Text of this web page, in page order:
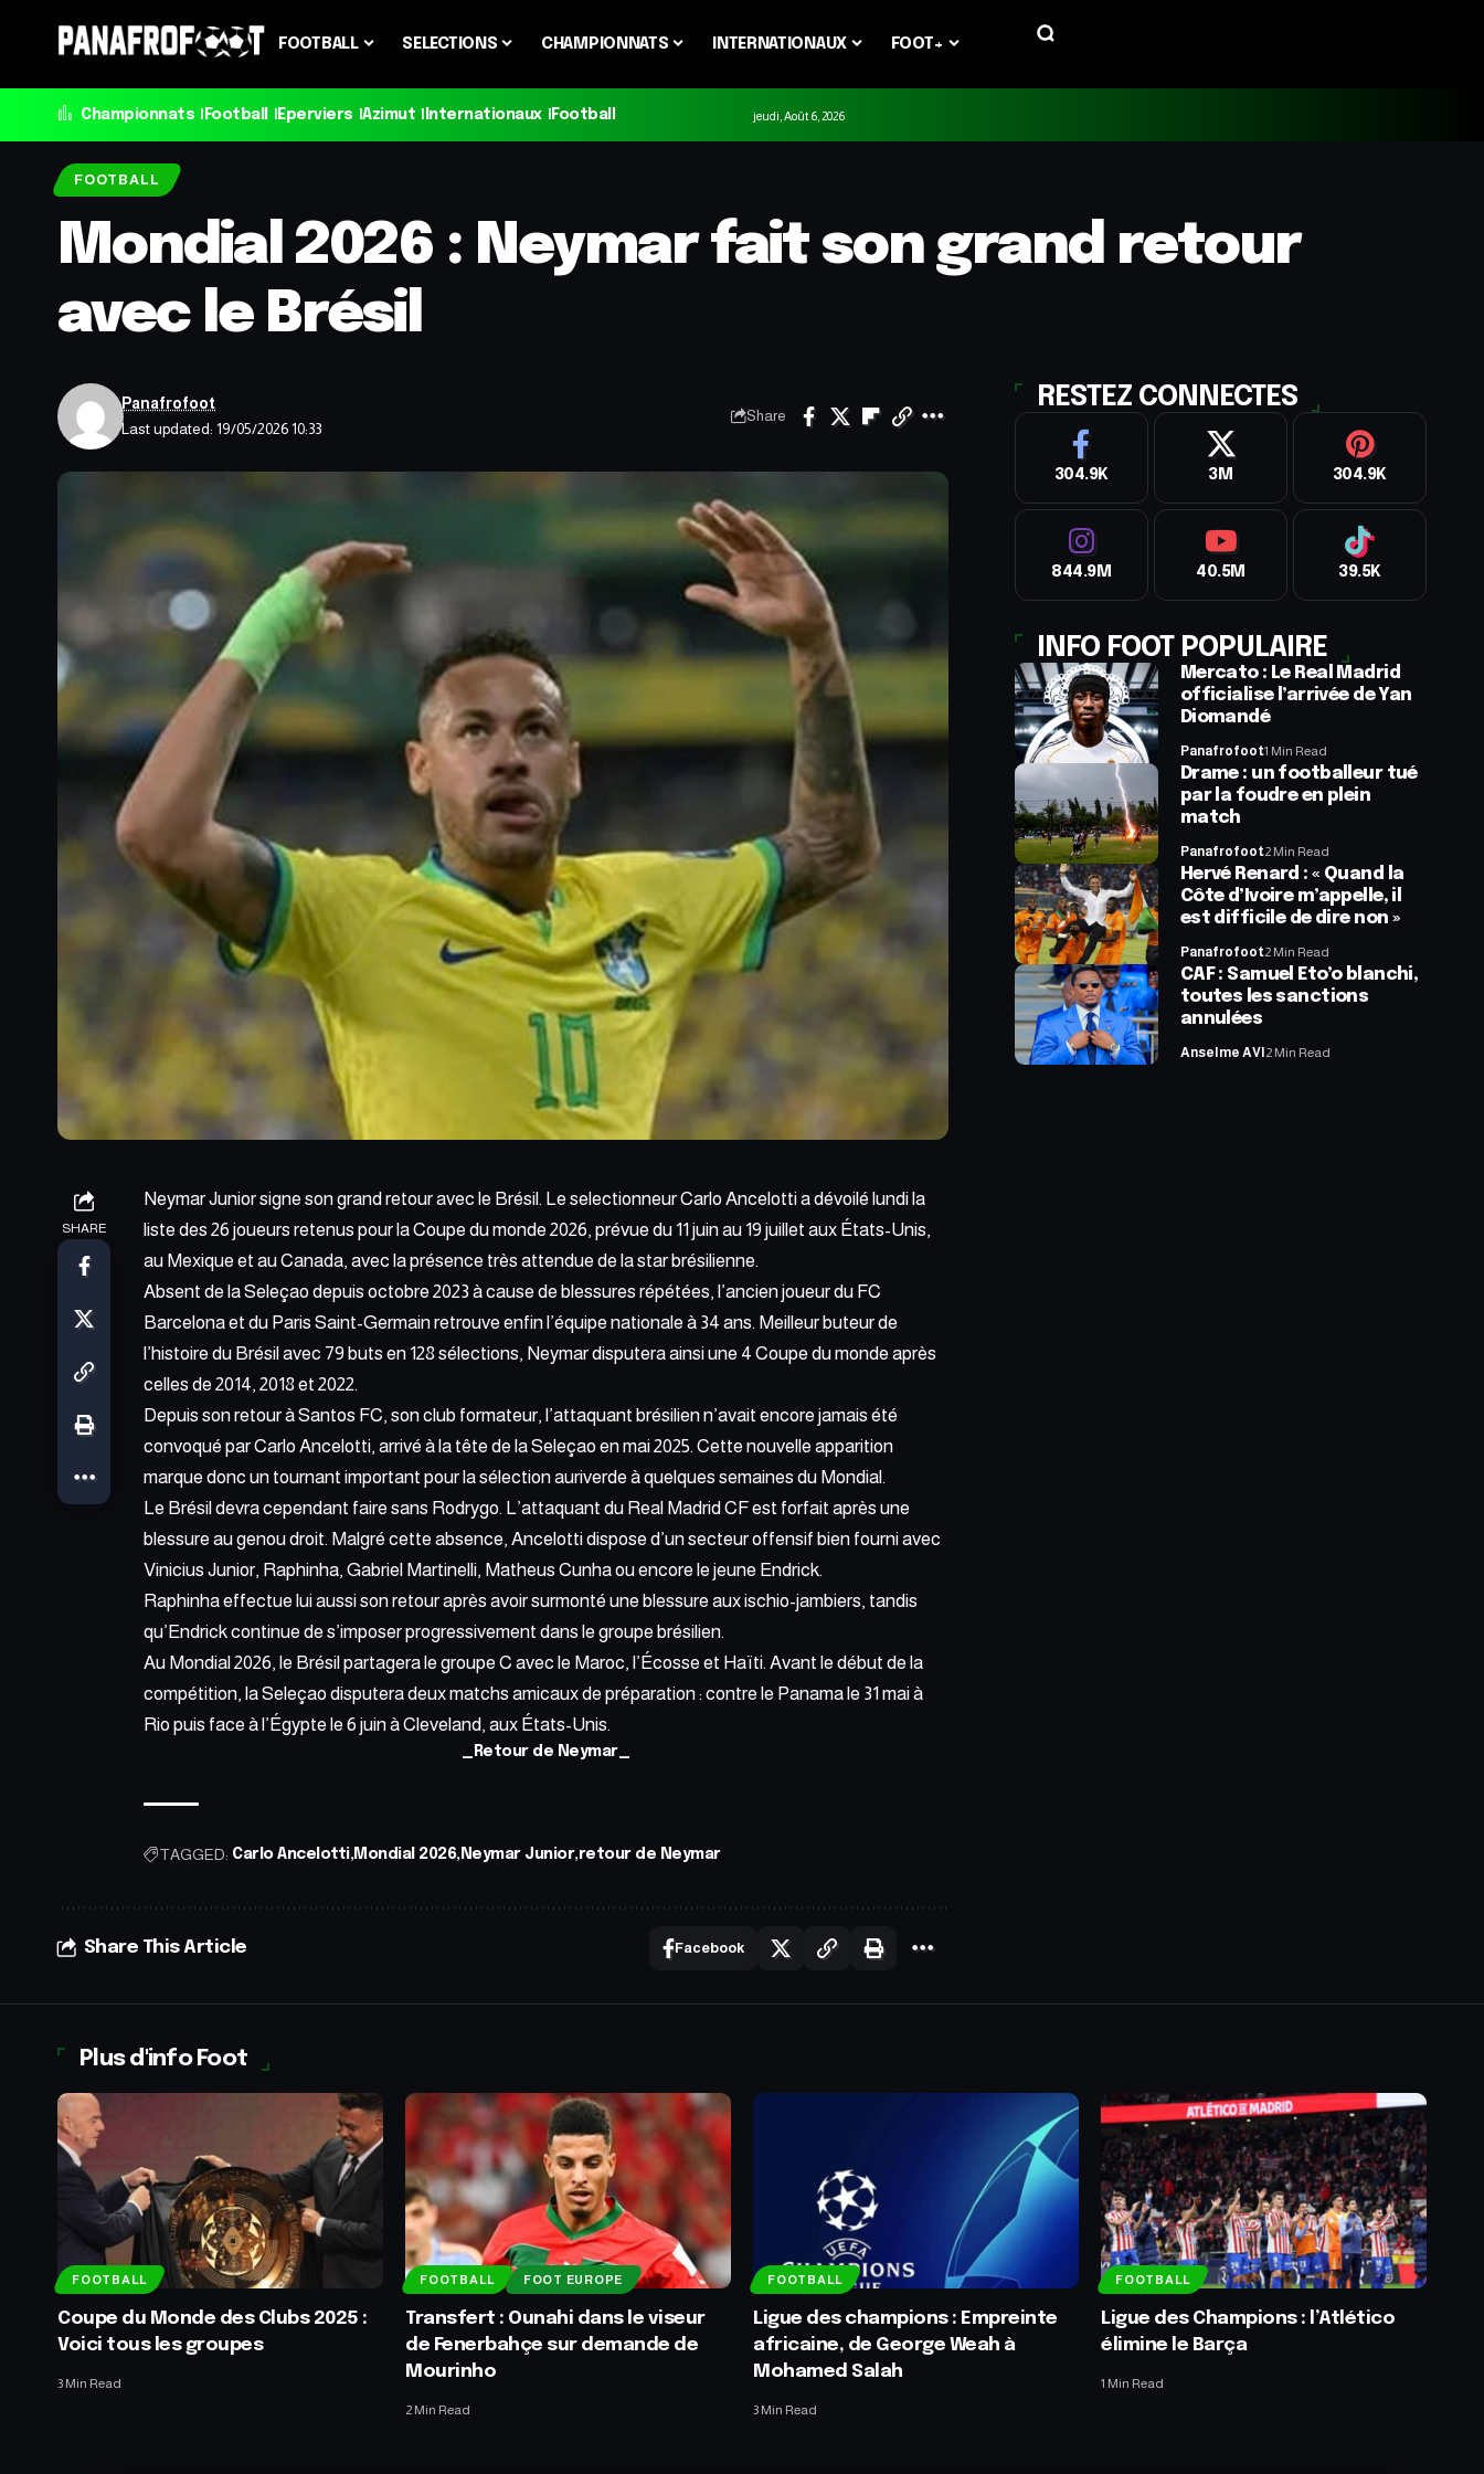
FOOTBALL SELECTIONS CHAMPIONNATS INTERNATIONAUX FOOT+
Championnats Football Eperviers Azimut Internationaux Football jeudi, Août 6, 2026
FOOTBALL
Mondial 2026 : Neymar fait son grand retour
avec le Brésil
Last updated: 19/05/2026 10:33
Panafrofoot
Share
SHARE
Neymar Junior signe son grand retour avec le Brésil. Le selectionneur Carlo Ancelotti a dévoilé lundi la
liste des 26 joueurs retenus pour la Coupe du monde 2026, prévue du 11 juin au 19 juillet aux États-Unis,
au Mexique et au Canada, avec la présence très attendue de la star brésilienne.
Absent de la Seleçao depuis octobre 2023 à cause de blessures répétées, l’ancien joueur du FC
Barcelona et du Paris Saint-Germain retrouve enfin l’équipe nationale à 34 ans. Meilleur buteur de
l’histoire du Brésil avec 79 buts en 128 sélections, Neymar disputera ainsi une 4 Coupe du monde après
celles de 2014, 2018 et 2022.
Depuis son retour à Santos FC, son club formateur, l’attaquant brésilien n’avait encore jamais été
convoqué par Carlo Ancelotti, arrivé à la tête de la Seleçao en mai 2025. Cette nouvelle apparition
marque donc un tournant important pour la sélection auriverde à quelques semaines du Mondial.
Le Brésil devra cependant faire sans Rodrygo. L’attaquant du Real Madrid CF est forfait après une
blessure au genou droit. Malgré cette absence, Ancelotti dispose d’un secteur offensif bien fourni avec
Vinicius Junior, Raphinha, Gabriel Martinelli, Matheus Cunha ou encore le jeune Endrick.
Raphinha effectue lui aussi son retour après avoir surmonté une blessure aux ischio-jambiers, tandis
qu’Endrick continue de s’imposer progressivement dans le groupe brésilien.
Au Mondial 2026, le Brésil partagera le groupe C avec le Maroc, l’Écosse et Haïti. Avant le début de la
compétition, la Seleçao disputera deux matchs amicaux de préparation : contre le Panama le 31 mai à
Rio puis face à l’Égypte le 6 juin à Cleveland, aux États-Unis.
_Retour de Neymar_
TAGGED: Carlo Ancelotti Mondial 2026 Neymar Junior retour de Neymar
Share This Article Facebook
RESTEZ CONNECTES
304.9K 3M 304.9K
844.9M 40.5M 39.5K
INFO FOOT POPULAIRE
Mercato : Le Real Madrid
officialise l’arrivée de Yan
Diomandé
Panafrofoot1 Min Read
Drame : un footballeur tué
par la foudre en plein
match
Panafrofoot2 Min Read
Hervé Renard : « Quand la
Côte d’Ivoire m’appelle, il
est difficile de dire non »
Panafrofoot2 Min Read
CAF : Samuel Eto’o blanchi,
toutes les sanctions
annulées
Anselme AVI 2 Min Read
Plus d'info Foot
FOOTBALL
Coupe du Monde des Clubs 2025 :
Voici tous les groupes
3 Min Read
FOOTBALL FOOT EUROPE
Transfert : Ounahi dans le viseur
de Fenerbahçe sur demande de
Mourinho
2 Min Read
FOOTBALL
Ligue des champions : Empreinte
africaine, de George Weah à
Mohamed Salah
3 Min Read
FOOTBALL
Ligue des Champions : l’Atlético
élimine le Barça
1 Min Read